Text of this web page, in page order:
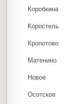
Коробкина
Коростель
Кропотово
Матенино
Новое
Осотское